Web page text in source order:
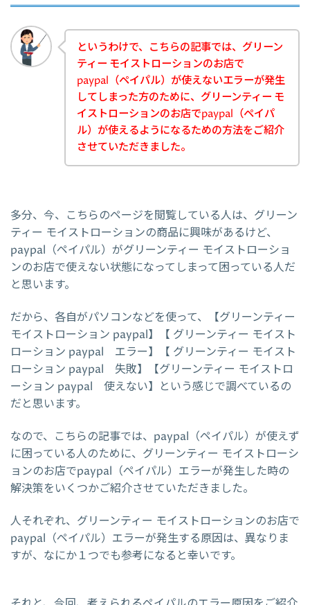
というわけで、こちらの記事では、グリーン
ティー モイストローションのお店で
paypal（ペイパル）が使えないエラーが発生
してしまった方のために、グリーンティー モ
イストローションのお店でpaypal（ペイパ
ル）が使えるようになるための方法をご紹介
させていただきました。
多分、今、こちらのページを閲覧している人は、グリーン
ティー モイストローションの商品に興味があるけど、
paypal（ペイパル）がグリーンティー モイストローショ
ンのお店で使えない状態になってしまって困っている人だ
と思います。
だから、各自がパソコンなどを使って、【グリーンティー
モイストローション paypal】【 グリーンティー モイスト
ローション paypal エラー】【 グリーンティー モイスト
ローション paypal 失敗】【グリーンティー モイストロ
ーション paypal 使えない】という感じで調べているの
だと思います。
なので、こちらの記事では、paypal（ペイパル）が使えず
に困っている人のために、グリーンティー モイストローシ
ョンのお店でpaypal（ペイパル）エラーが発生した時の
解決策をいくつかご紹介させていただきました。
人それぞれ、グリーンティー モイストローションのお店で
paypal（ペイパル）エラーが発生する原因は、異なりま
すが、なにか１つでも参考になると幸いです。